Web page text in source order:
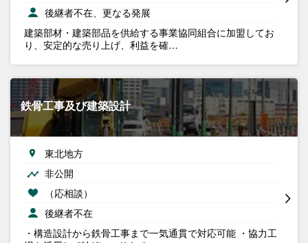
後継者不在、更なる発展
建築部材・建築部品を供給する事業協同組合に加盟してお
り、安定的な売り上げ、利益を確…
鉄骨工事及び建築設計
東北地方
非公開
（応相談）
後継者不在
・構造設計から鉄骨工事まで一気通貫で対応可能 ・協力工